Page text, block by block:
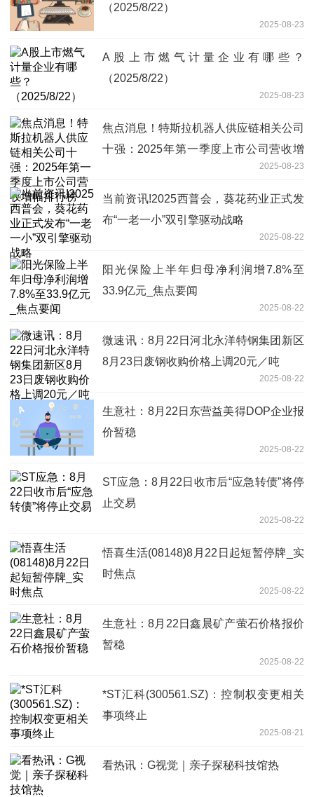
（2025/8/22）
2025-08-23
A股上市燃气计量企业有哪些？
（2025/8/22）
2025-08-23
焦点消息！特斯拉机器人供应链相关公司
十强：2025年第一季度上市公司营收增
2025-08-23
当前资讯!2025西普会，葵花药业正式发
布“一老一小”双引擎驱动战略
2025-08-22
阳光保险上半年归母净利润增7.8%至
33.9亿元_焦点要闻
2025-08-22
微速讯：8月22日河北永洋特钢集团新区
8月23日废钢收购价格上调20元／吨
2025-08-22
生意社：8月22日东营益美得DOP企业报
价暂稳
2025-08-22
ST应急：8月22日收市后“应急转债”将停
止交易
2025-08-22
悟喜生活(08148)8月22日起短暂停牌_实
时焦点
2025-08-22
生意社：8月22日鑫晨矿产萤石价格报价
暂稳
2025-08-22
*ST汇科(300561.SZ)：控制权变更相关
事项终止
2025-08-21
看热讯：G视觉｜亲子探秘科技馆热